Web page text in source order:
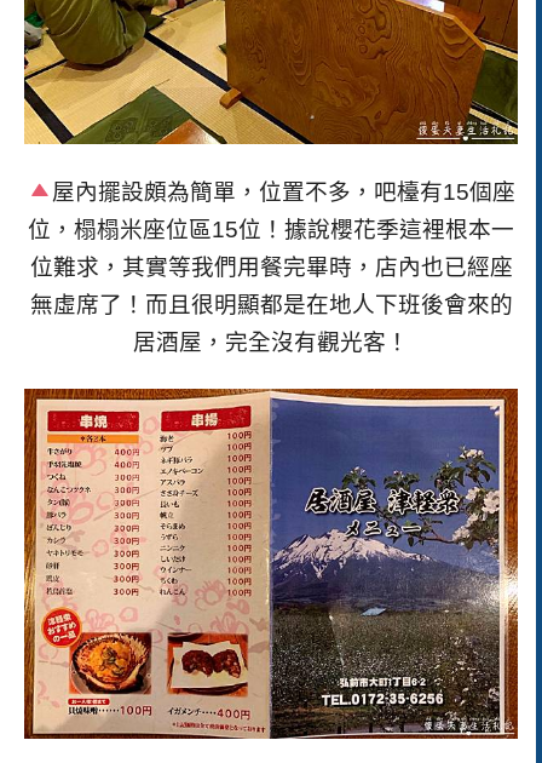
屋內擺設頗為簡單，位置不多，吧檯有15個座
位，榻榻米座位區15位！據說櫻花季這裡根本一
位難求，其實等我們用餐完畢時，店內也已經座
無虛席了！而且很明顯都是在地人下班後會來的
居酒屋，完全沒有觀光客！